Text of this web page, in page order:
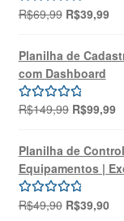
Avaliação
R$69,99 O
original
era:
R$69,99.
R$39,99O
é:
Planilha de
com Dashboard
Avaliação
R$149,99 O
original
era:
R$149,99.
R$99,99O
é:
Planilha de
Equipamentos |
Avaliação
R$49,90 O
R$39,90O